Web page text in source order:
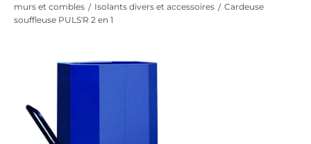
murs et combles
Isolants divers et accessoires
Cardeuse
souffleuse PULS'R 2 en 1